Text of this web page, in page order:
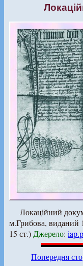
Локаційний
м.Грибова, виданий
15 ст.) Джерело:
Попередня